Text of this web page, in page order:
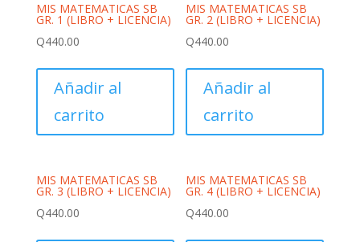
MIS MATEMATICAS SB
GR. 1 (LIBRO + LICENCIA)
Q440.00
Añadir al
carrito
MIS MATEMATICAS SB
GR. 2 (LIBRO + LICENCIA)
Q440.00
Añadir al
carrito
MIS MATEMATICAS SB
GR. 3 (LIBRO + LICENCIA)
Q440.00
MIS MATEMATICAS SB
GR. 4 (LIBRO + LICENCIA)
Q440.00